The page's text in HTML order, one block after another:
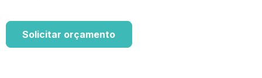
Solicitar orçamento